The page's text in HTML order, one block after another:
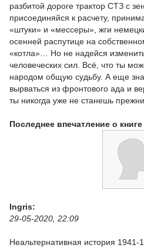
разбитой дороге трактор СТЗ с
присоединяйся к расчету,
«штуки» и «мессеры», жги
осенней распутице на
«котла»… Но не надейся
человеческих сил. Всё, что ты
народом общую судьбу. А еще
вырваться из фронтового ада и
ты никогда уже не станешь
Последнее впечатление о книге
Ingris:
29-05-2020, 22:09
Неальтернативная история 1941-